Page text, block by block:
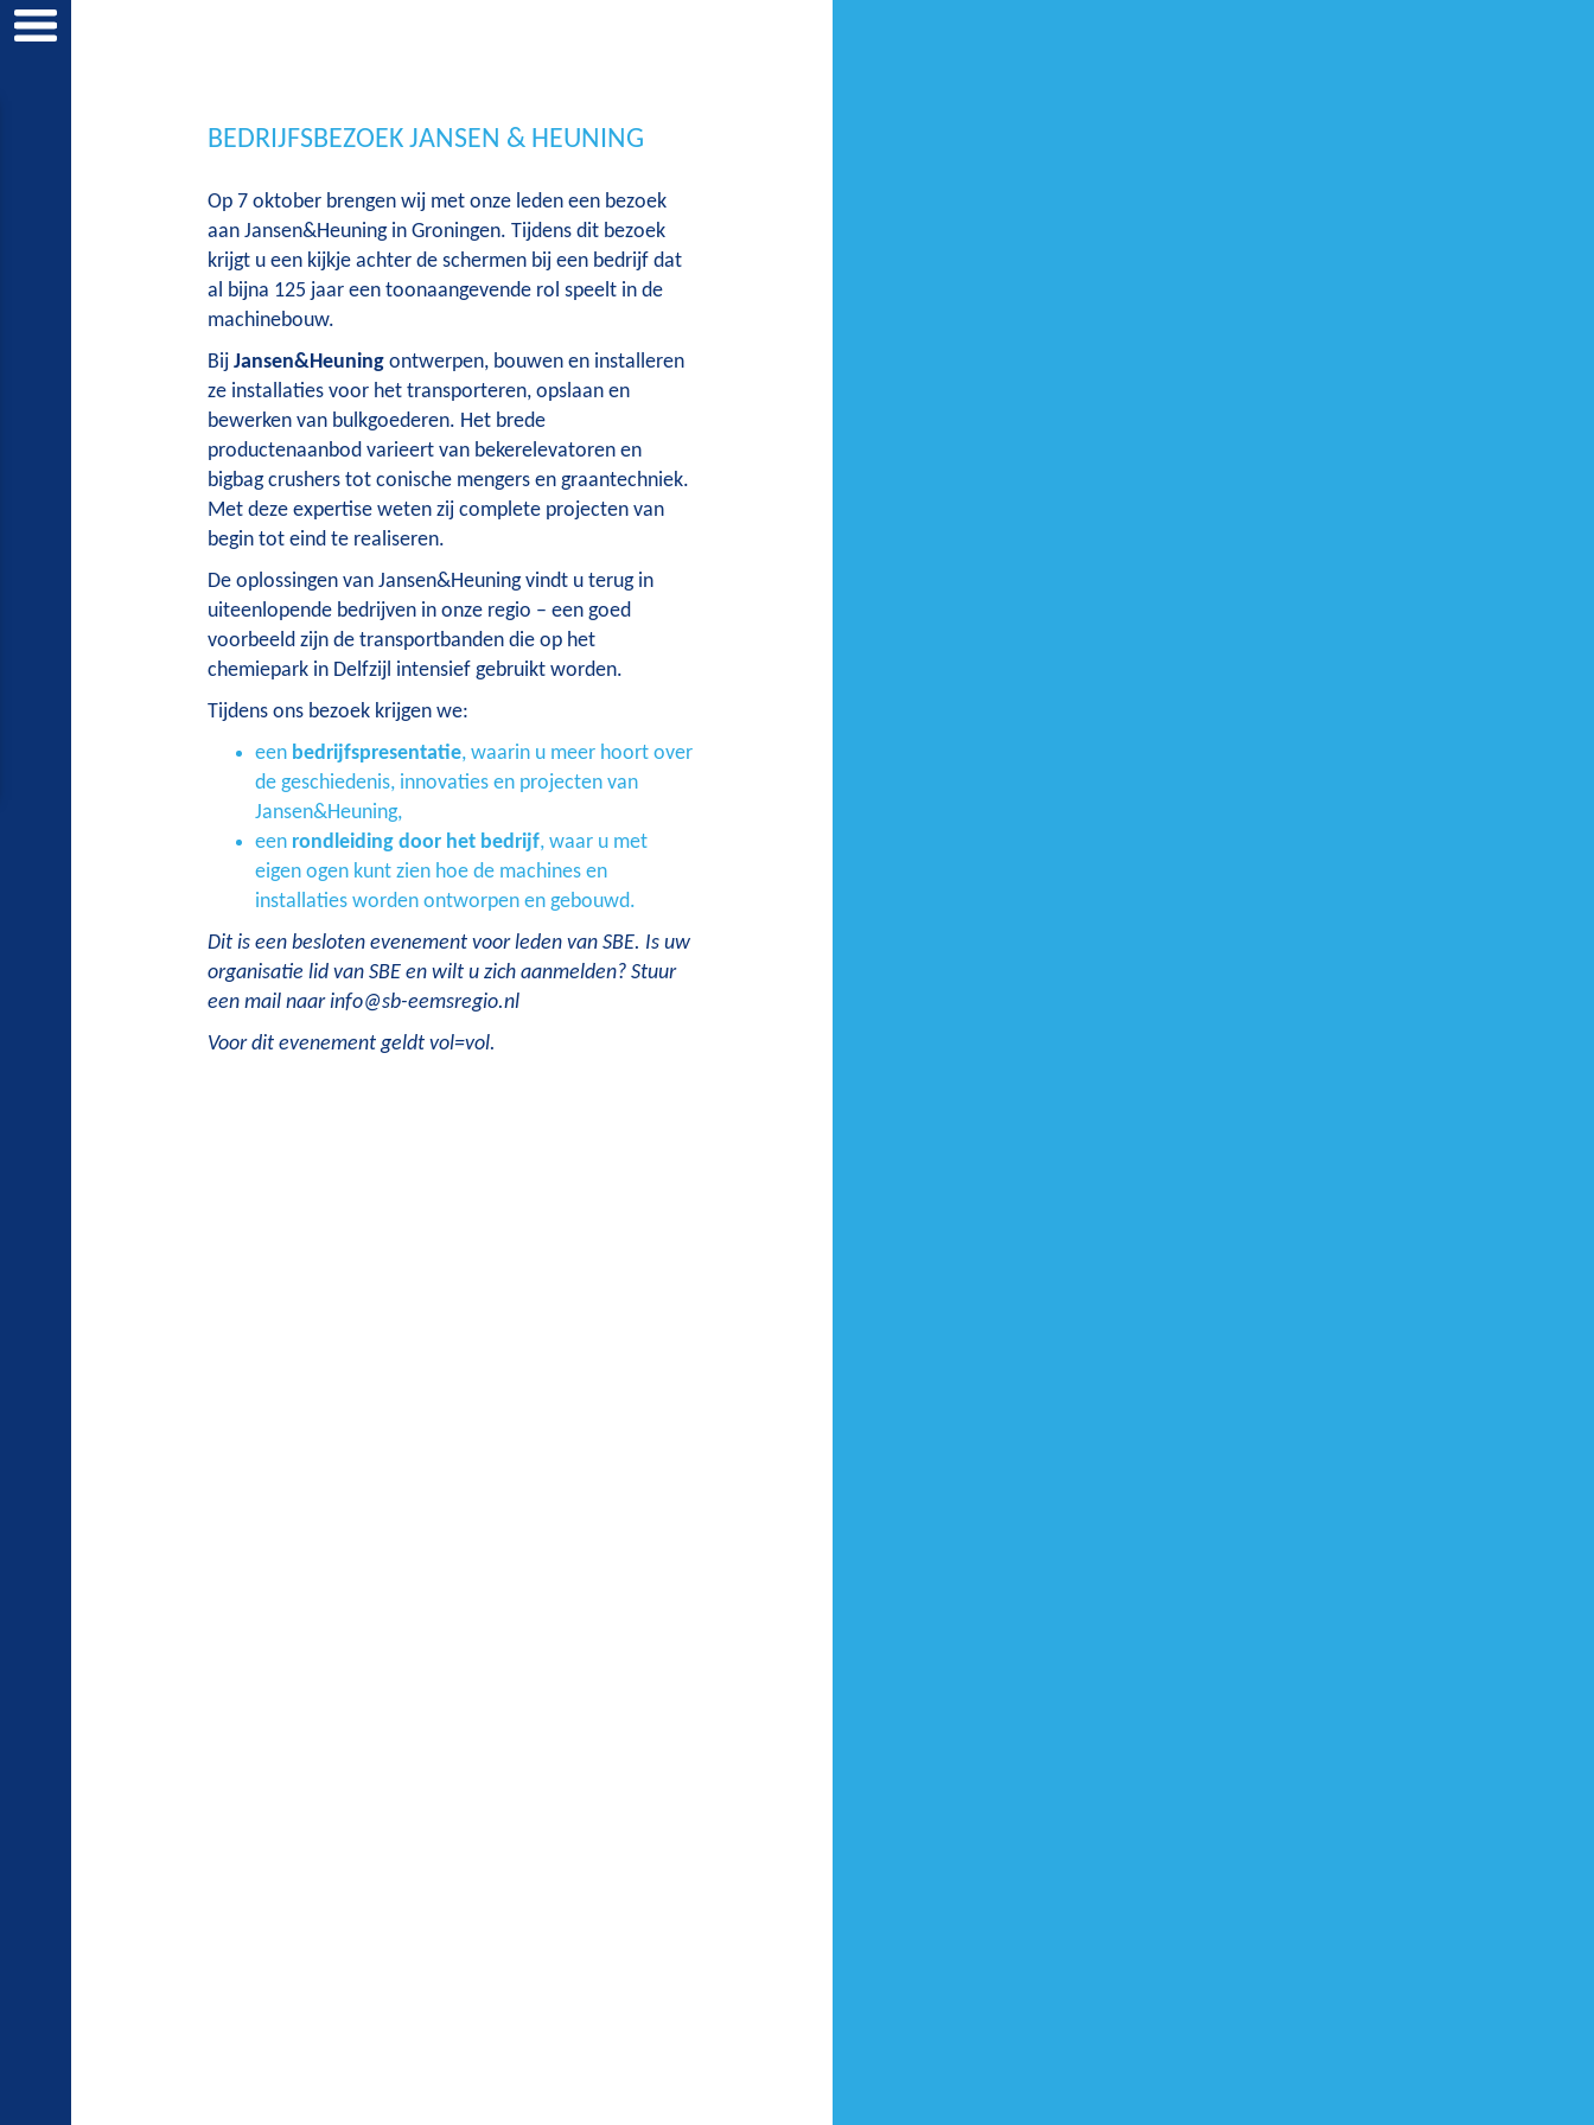
BEDRIJFSBEZOEK JANSEN & HEUNING
Op 7 oktober brengen wij met onze leden een bezoek
aan Jansen&Heuning in Groningen. Tijdens dit bezoek
krijgt u een kijkje achter de schermen bij een bedrijf dat
al bijna 125 jaar een toonaangevende rol speelt in de
machinebouw.
Bij Jansen&Heuning ontwerpen, bouwen en installeren
ze installaties voor het transporteren, opslaan en
bewerken van bulkgoederen. Het brede
productenaanbod varieert van bekerelevatoren en
bigbag crushers tot conische mengers en graantechniek.
Met deze expertise weten zij complete projecten van
begin tot eind te realiseren.
De oplossingen van Jansen&Heuning vindt u terug in
uiteenlopende bedrijven in onze regio – een goed
voorbeeld zijn de transportbanden die op het
chemiepark in Delfzijl intensief gebruikt worden.
Tijdens ons bezoek krijgen we:
een bedrijfspresentatie, waarin u meer hoort over
de geschiedenis, innovaties en projecten van
Jansen&Heuning,
een rondleiding door het bedrijf, waar u met
eigen ogen kunt zien hoe de machines en
installaties worden ontworpen en gebouwd.
Dit is een besloten evenement voor leden van SBE. Is uw
organisatie lid van SBE en wilt u zich aanmelden? Stuur
een mail naar info@sb-eemsregio.nl
Voor dit evenement geldt vol=vol.